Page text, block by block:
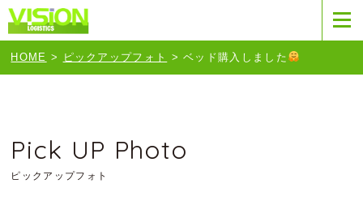
HOME > ピックアップフォト >ベッド購入しました
Pick UP Photo
ピックアップフォト